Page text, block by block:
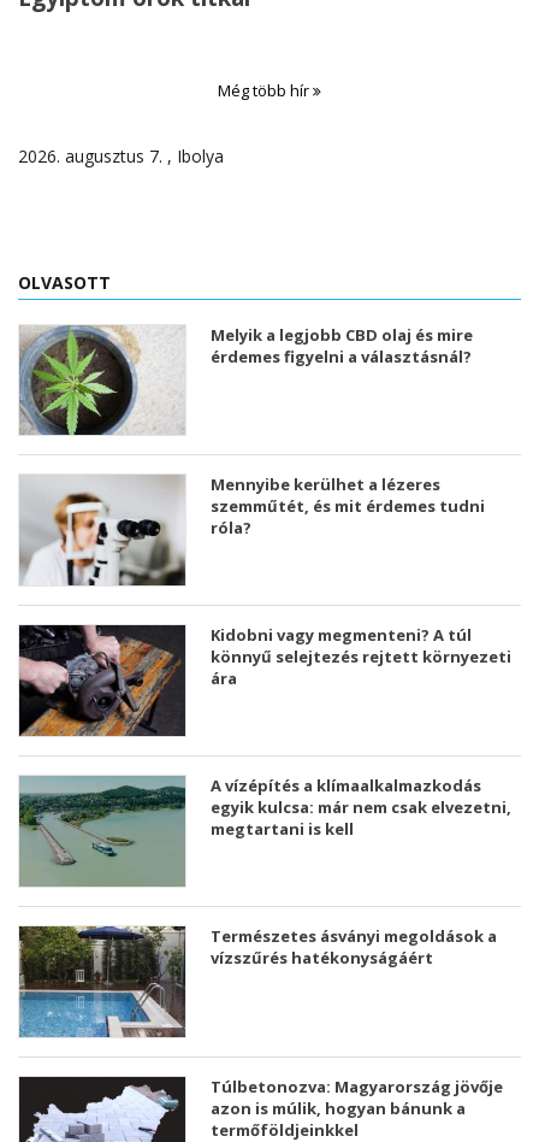
Még több hír
2026. augusztus 7. , Ibolya
OLVASOTT
Melyik a legjobb CBD olaj és mire
érdemes figyelni a választásnál?
Mennyibe kerülhet a lézeres
szemműtét, és mit érdemes tudni
róla?
Kidobni vagy megmenteni? A túl
könnyű selejtezés rejtett környezeti
ára
A vízépítés a klímaalkalmazkodás
egyik kulcsa: már nem csak elvezetni,
megtartani is kell
Természetes ásványi megoldások a
vízszűrés hatékonyságáért
Túlbetonozva: Magyarország jövője
azon is múlik, hogyan bánunk a
termőföldjeinkkel